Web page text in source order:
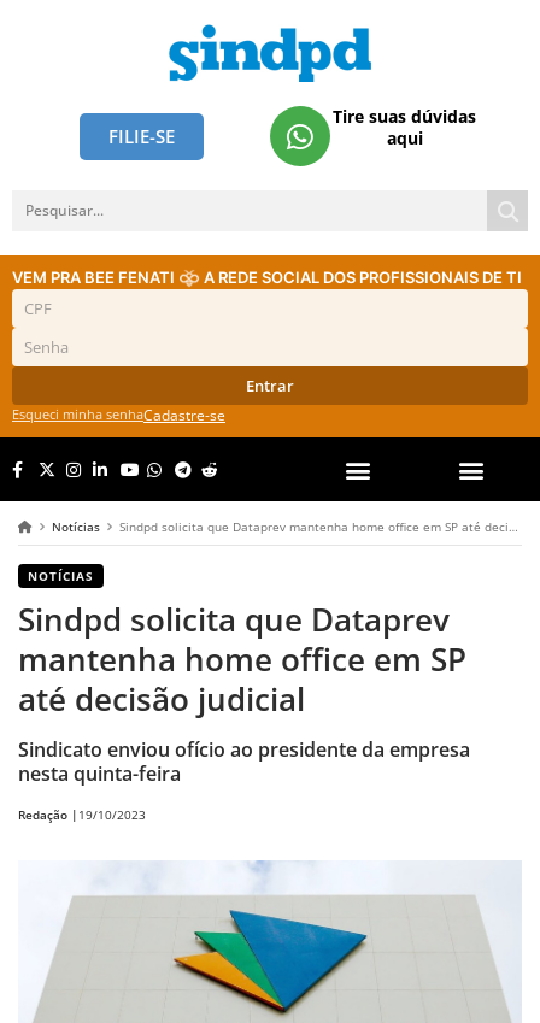
FILIE-SE
Tire suas dúvidas
aqui
VEM PRA BEE FENATI A REDE SOCIAL DOS PROFISSIONAIS DE TI
Entrar
Esqueci minha senhaCadastre-se
Notícias Sindpd solicita que Dataprev mantenha home office em SP até decisão judicial
NOTÍCIAS
Sindpd solicita que Dataprev
mantenha home office em SP
até decisão judicial
Sindicato enviou ofício ao presidente da empresa
nesta quinta-feira
Redação | 19/10/2023